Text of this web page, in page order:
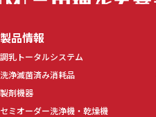
製品情報
調乳トータルシステム
洗浄滅菌済み消耗品
製剤機器
セミオーダー洗浄機・乾燥機